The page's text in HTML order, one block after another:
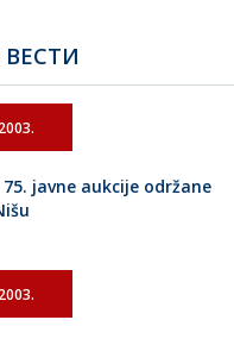
javne aukcije održane